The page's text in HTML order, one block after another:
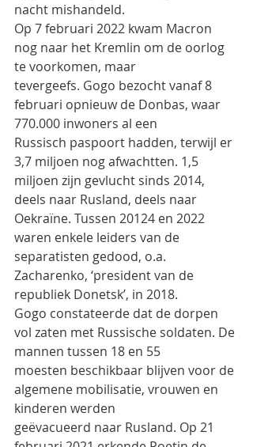
nacht mishandeld.
Op 7 februari 2022 kwam Macron
nog naar het Kremlin om de oorlog
te voorkomen, maar
tevergeefs. Gogo bezocht vanaf 8
februari opnieuw de Donbas, waar
770.000 inwoners al een
Russisch paspoort hadden, terwijl er
3,7 miljoen nog afwachtten. 1,5
miljoen zijn gevlucht sinds 2014,
deels naar Rusland, deels naar
Oekraïne. Tussen 20124 en 2022
waren enkele leiders van de
separatisten gedood, o.a.
Zacharenko, ‘president van de
republiek Donetsk’, in 2018.
Gogo constateerde dat de dorpen
vol zaten met Russische soldaten. De
mannen tussen 18 en 55
moesten beschikbaar blijven voor de
algemene mobilisatie, vrouwen en
kinderen werden
geëvacueerd naar Rusland. Op 21